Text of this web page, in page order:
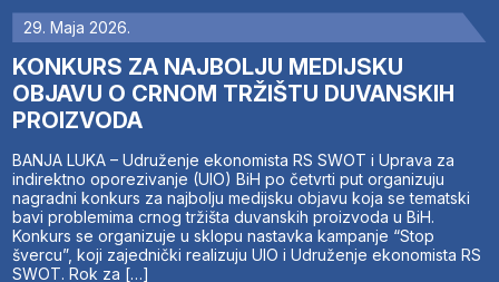
29. Maja 2026.
KONKURS ZA NAJBOLJU MEDIJSKU
OBJAVU O CRNOM TRŽIŠTU DUVANSKIH
PROIZVODA
BANJA LUKA – Udruženje ekonomista RS SWOT i Uprava za
indirektno oporezivanje (UIO) BiH po četvrti put organizuju
nagradni konkurs za najbolju medijsku objavu koja se tematski
bavi problemima crnog tržišta duvanskih proizvoda u BiH.
Konkurs se organizuje u sklopu nastavka kampanje “Stop
švercu”, koji zajednički realizuju UIO i Udruženje ekonomista RS
SWOT. Rok za […]